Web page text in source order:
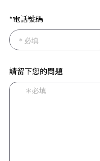
*電話號碼
請留下您的問題